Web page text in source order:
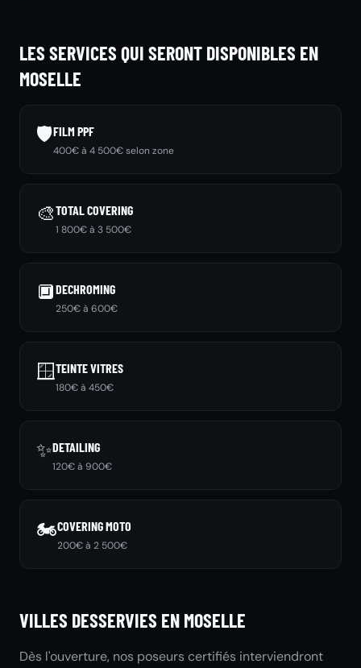
LES SERVICES QUI SERONT DISPONIBLES EN
MOSELLE
🛡️FILM PPF
400€ à 4 500€ selon zone
🎨TOTAL COVERING
1 800€ à 3 500€
🔲DECHROMING
250€ à 600€
🪟TEINTE VITRES
180€ à 450€
✨DETAILING
120€ à 900€
🏍️COVERING MOTO
200€ à 2 500€
VILLES DESSERVIES EN MOSELLE
Dès l'ouverture, nos poseurs certifiés interviendront